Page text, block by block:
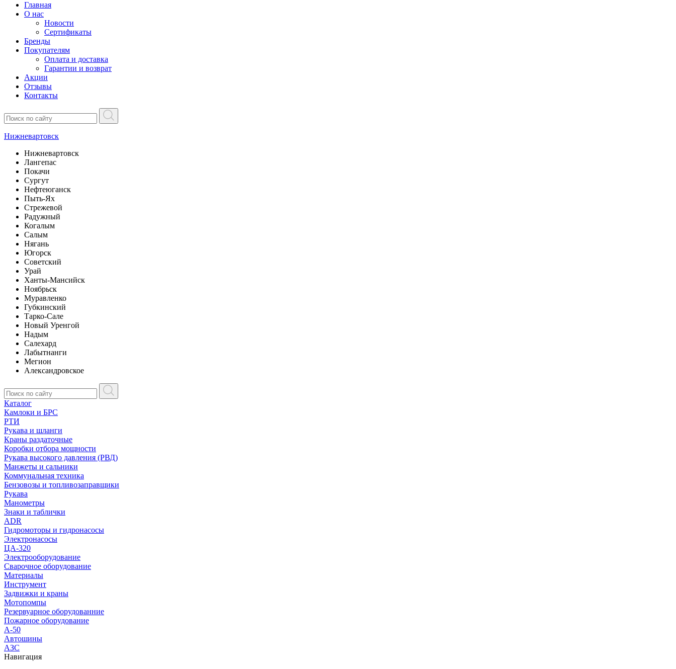
Главная
О нас
Новости
Сертификаты
Бренды
Покупателям
Оплата и доставка
Гарантии и возврат
Акции
Отзывы
Контакты
Нижневартовск
Нижневартовск
Лангепас
Покачи
Сургут
Нефтеюганск
Пыть-Ях
Стрежевой
Радужный
Когалым
Салым
Нягань
Югорск
Советский
Урай
Ханты-Мансийск
Ноябрьск
Муравленко
Губкинский
Тарко-Сале
Новый Уренгой
Надым
Салехард
Лабытнанги
Мегион
Александровское
Каталог
Камлоки и БРС
РТИ
Рукава и шланги
Краны раздаточные
Коробки отбора мощности
Рукава высокого давления (РВД)
Манжеты и сальники
Коммунальная техника
Бензовозы и топливозаправщики
Рукава
Манометры
Знаки и таблички
ADR
Гидромоторы и гидронасосы
Электронасосы
ЦА-320
Электрооборудование
Сварочное оборудование
Материалы
Инструмент
Задвижки и краны
Мотопомпы
Резервуарное оборудованние
Пожарное оборудование
А-50
Автошины
АЗС
Навигация